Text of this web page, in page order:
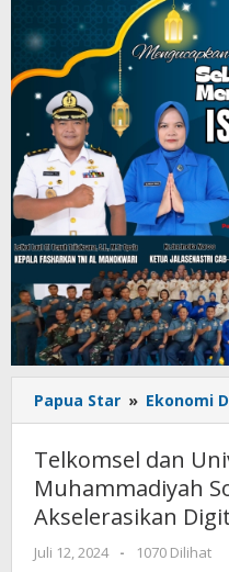
Papua Star » Ekonomi
Telkomsel dan
Muhammadiyah
Akselerasikan
Juli 12, 2024
oleh
-
1070 Dilihat